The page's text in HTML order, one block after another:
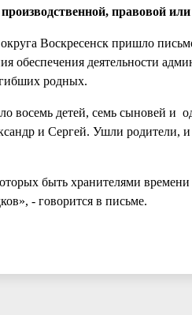
правовой
Воскресенск пришло
обеспечения деятельности
родных.
восемь детей, семь сыновей и
и Сергей. Ушли родители,
быть хранителями времени
- говорится в письме.